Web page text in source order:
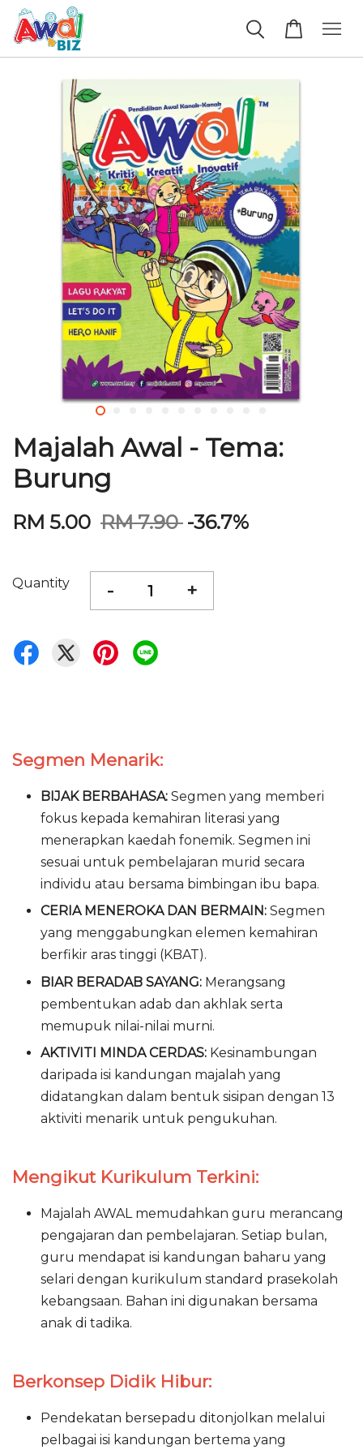
Majalah Awal - Tema:
Burung
RM 5.00 RM 7.90 -36.7%
Quantity - +
Segmen Menarik:
BIJAK BERBAHASA: Segmen yang memberi
fokus kepada kemahiran literasi yang
menerapkan kaedah fonemik. Segmen ini
sesuai untuk pembelajaran murid secara
individu atau bersama bimbingan ibu bapa.
CERIA MENEROKA DAN BERMAIN: Segmen
yang menggabungkan elemen kemahiran
berfikir aras tinggi (KBAT).
BIAR BERADAB SAYANG: Merangsang
pembentukan adab dan akhlak serta
memupuk nilai-nilai murni.
AKTIVITI MINDA CERDAS: Kesinambungan
daripada isi kandungan majalah yang
didatangkan dalam bentuk sisipan dengan 13
aktiviti menarik untuk pengukuhan.
Mengikut Kurikulum Terkini:
Majalah AWAL memudahkan guru merancang
pengajaran dan pembelajaran. Setiap bulan,
guru mendapat isi kandungan baharu yang
selari dengan kurikulum standard prasekolah
kebangsaan. Bahan ini digunakan bersama
anak di tadika.
Berkonsep Didik Hibur:
Pendekatan bersepadu ditonjolkan melalui
pelbagai isi kandungan bertema yang